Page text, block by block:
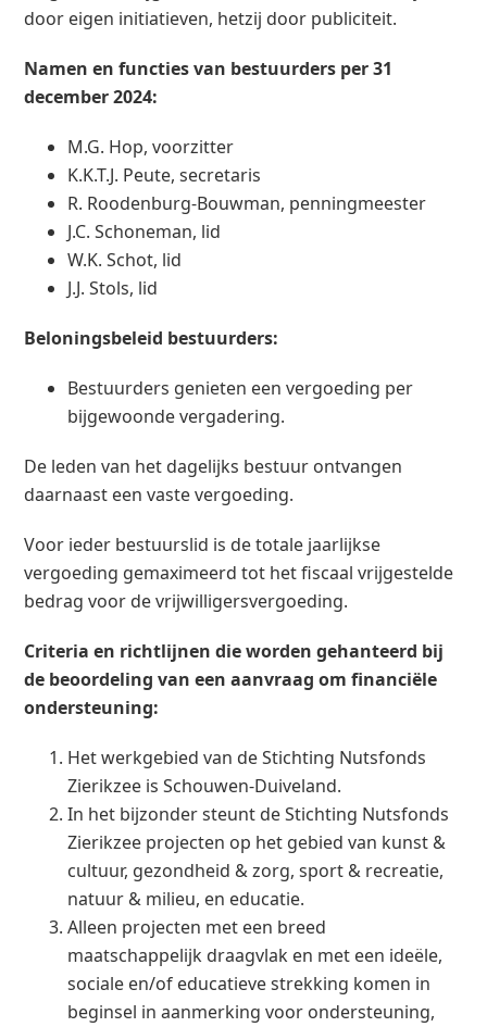
door eigen initiatieven, hetzij door publiciteit.
Namen en functies van bestuurders per 31
december 2024:
M.G. Hop, voorzitter
K.K.T.J. Peute, secretaris
R. Roodenburg-Bouwman, penningmeester
J.C. Schoneman, lid
W.K. Schot, lid
J.J. Stols, lid
Beloningsbeleid bestuurders:
Bestuurders genieten een vergoeding per
bijgewoonde vergadering.
De leden van het dagelijks bestuur ontvangen
daarnaast een vaste vergoeding.
Voor ieder bestuurslid is de totale jaarlijkse
vergoeding gemaximeerd tot het fiscaal vrijgestelde
bedrag voor de vrijwilligersvergoeding.
Criteria en richtlijnen die worden gehanteerd bij
de beoordeling van een aanvraag om financiële
ondersteuning:
Het werkgebied van de Stichting Nutsfonds
Zierikzee is Schouwen-Duiveland.
In het bijzonder steunt de Stichting Nutsfonds
Zierikzee projecten op het gebied van kunst &
cultuur, gezondheid & zorg, sport & recreatie,
natuur & milieu, en educatie.
Alleen projecten met een breed
maatschappelijk draagvlak en met een ideële,
sociale en/of educatieve strekking komen in
beginsel in aanmerking voor ondersteuning,